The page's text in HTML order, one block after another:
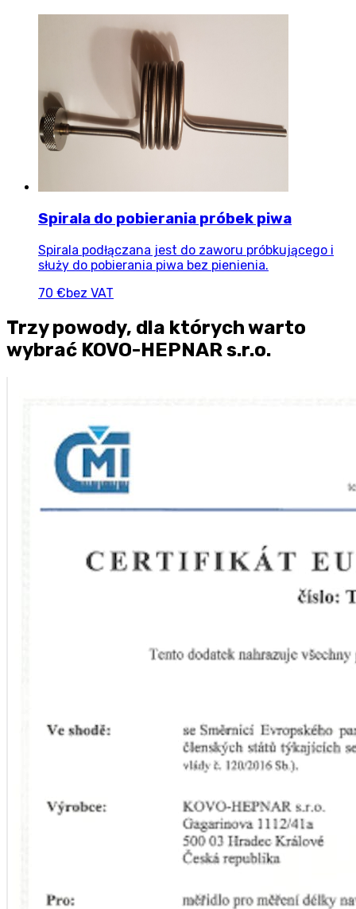
Spirala do pobierania próbek piwa
Spirala podłączana jest do zaworu próbkującego i
służy do pobierania piwa bez pienienia.
70 €bez VAT
Trzy powody, dla których warto
wybrać KOVO-HEPNAR s.r.o.